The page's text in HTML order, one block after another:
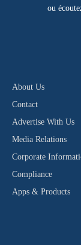
ou
About Us
Contact
Advertise With Us
Media Relations
Corporate
Compliance
Apps & Products